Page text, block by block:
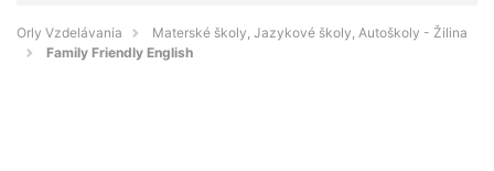
Orly Vzdelávania
Materské školy, Jazykové školy, Autoškoly - Žilina
Family Friendly English